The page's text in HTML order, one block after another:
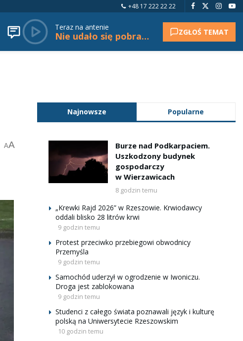
+48 17 222 22 22
Teraz na antenie
Nie udało się pobrać tytułu. ZGŁOŚ TEMAT
AA
Najnowsze Popularne
Burze nad Podkarpaciem.
Uszkodzony budynek
gospodarczy
w Wierzawicach
8 godzin temu
„Krewki Rajd 2026” w Rzeszowie. Krwiodawcy
oddali blisko 28 litrów krwi
9 godzin temu
Protest przeciwko przebiegowi obwodnicy
Przemyśla
9 godzin temu
Samochód uderzył w ogrodzenie w Iwoniczu.
Droga jest zablokowana
9 godzin temu
Studenci z całego świata poznawali język i kulturę
polską na Uniwersytecie Rzeszowskim
10 godzin temu